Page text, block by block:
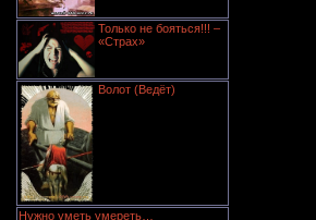
Только не бояться!!! –
«Страх»
Волот (Ведёт)
Нужно уметь умереть…